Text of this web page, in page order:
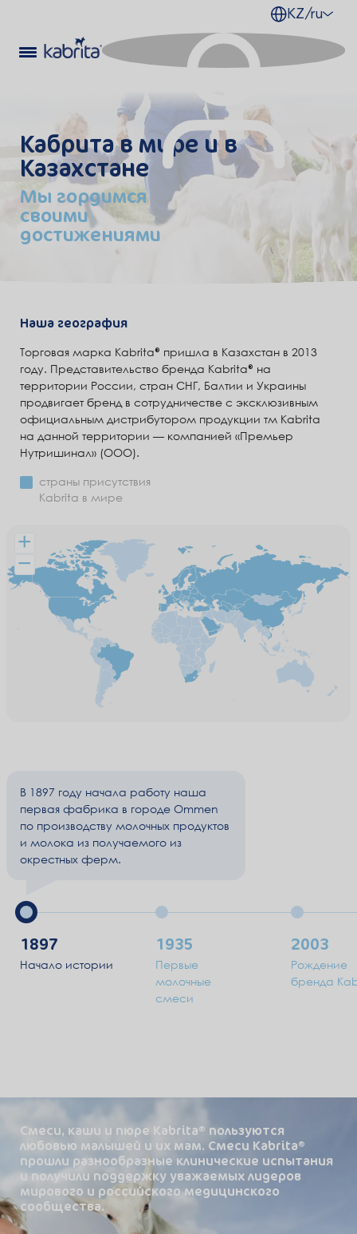
KZ/ru
Кабрита в мире и в
Казахстане
Мы гордимся
своими
достижениями
Наша география
Торговая марка Kabrita
пришла в Казахстан в 2013
году. Представительство бренда Kabrita
на
территории России, стран СНГ, Балтии и Украины
продвигает бренд в сотрудничестве с эксклюзивным
официальным дистрибутором продукции тм Kabrita
на данной территории — компанией «Премьер
Нутришинал» (ООО).
страны присутствия
Kabrita в мире
+
−
1897
Начало истории
В 1897 году начала работу наша
первая фабрика в городе Ommen
по производству молочных продуктов
и молока из получаемого из
окрестных ферм.
1935
Первые
молочные
смеси
2003
Рождение
бренда
Смеси, каши и пюре Kabrita
пользуются
любовью малышей и их мам. Смеси Kabrita
прошли разнообразные клинические испытания
и получили поддержку уважаемых лидеров
мирового и российского медицинского
сообщества.